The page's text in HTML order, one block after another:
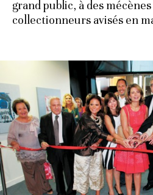
grand public, à des mécènes
collectionneurs avisés en